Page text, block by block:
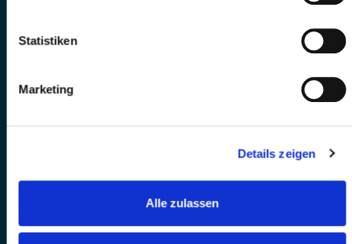
Statistiken
Marketing
Details zeigen
Alle zulassen